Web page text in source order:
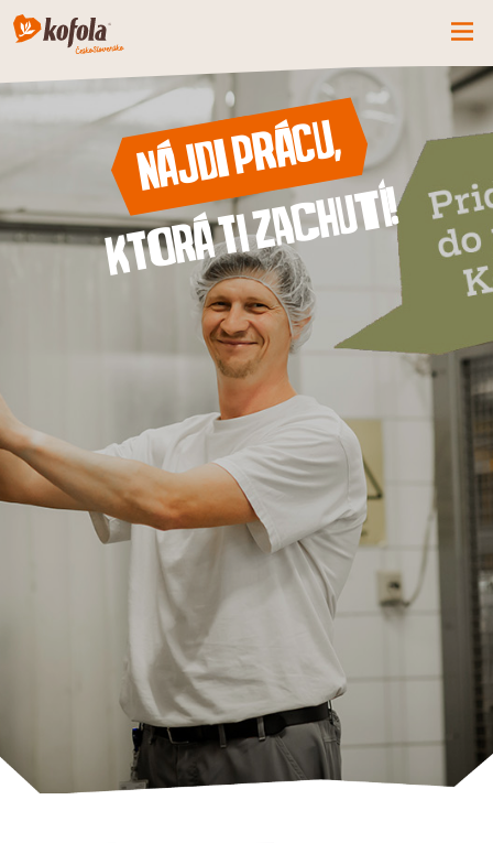
ČO MÁME NOVÉ
SPOZNAJ FIRMU
KOFOLA
PRODUKTY
PRIDAJ SA K NÁM
BUĎME PARŤÁCI
KONTAKTY
CZ SK
Nájdi prácu,
ktorá ti zachutí!